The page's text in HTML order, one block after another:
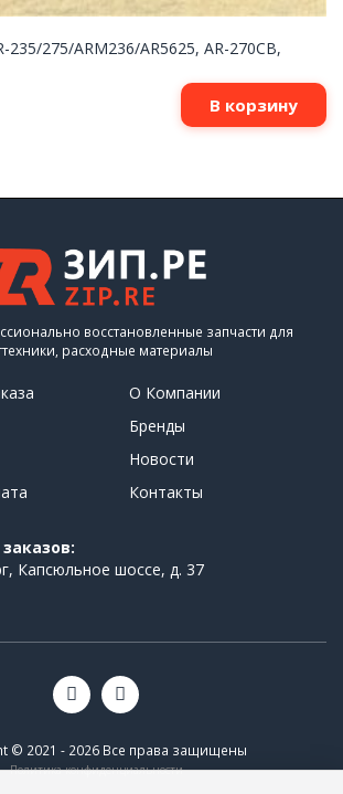
235/275/ARM236/AR5625, AR-270CB,
В корзину
восстановленные запчасти для
расходные материалы
О Компании
Бренды
Новости
Контакты
Капсюльное шоссе, д. 37
© 2021 - 2026 Все права защищены
Политика конфиденциальности